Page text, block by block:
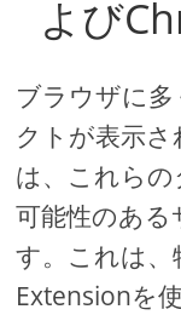
よび
ブラウザに
クトが表示
は、これら
可能性のあ
す。これは
Extensionを